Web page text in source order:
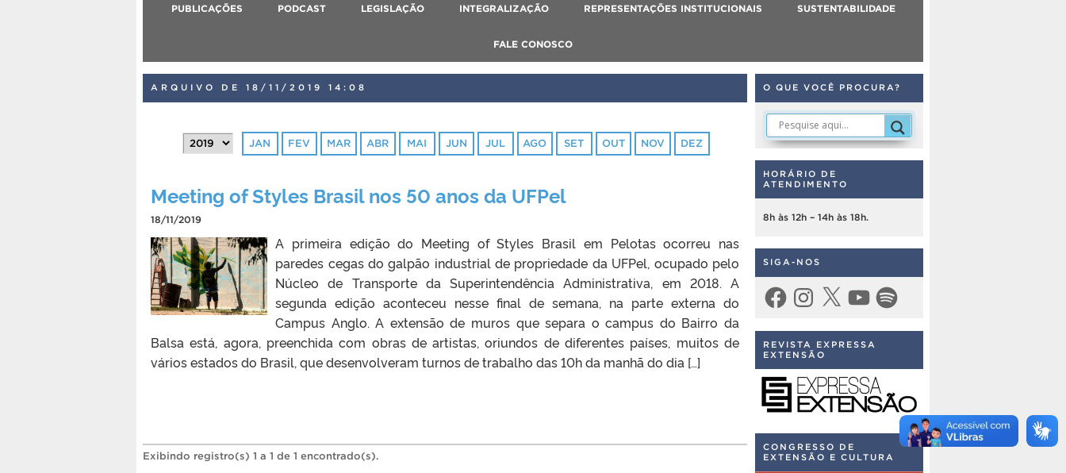
PUBLICAÇÕES PODCAST LEGISLAÇÃO INTEGRALIZAÇÃO REPRESENTAÇÕES INSTITUCIONAIS SUSTENTABILIDADE
FALE CONOSCO
ARQUIVO DE 18/11/2019 14:08
JAN FEV MAR ABR MAI JUN JUL AGO SET OUT NOV DEZ
Meeting of Styles Brasil nos 50 anos da UFPel
18/11/2019
A primeira edição do Meeting of Styles Brasil em Pelotas ocorreu nas
paredes cegas do galpão industrial de propriedade da UFPel, ocupado pelo
Núcleo de Transporte da Superintendência Administrativa, em 2018. A
segunda edição aconteceu nesse final de semana, na parte externa do
Campus Anglo. A extensão de muros que separa o campus do Bairro da
Balsa está, agora, preenchida com obras de artistas, oriundos de diferentes países, muitos de
vários estados do Brasil, que desenvolveram turnos de trabalho das 10h da manhã do dia […]
Exibindo registro(s) 1 a 1 de 1 encontrado(s).
O QUE VOCÊ PROCURA?
HORÁRIO DE
ATENDIMENTO
8h às 12h – 14h às 18h.
SIGA-NOS
FacebookInstagram
X YouTubeSpotify
REVISTA EXPRESSA
EXTENSÃO
CONGRESSO DE
EXTENSÃO E CULTURA